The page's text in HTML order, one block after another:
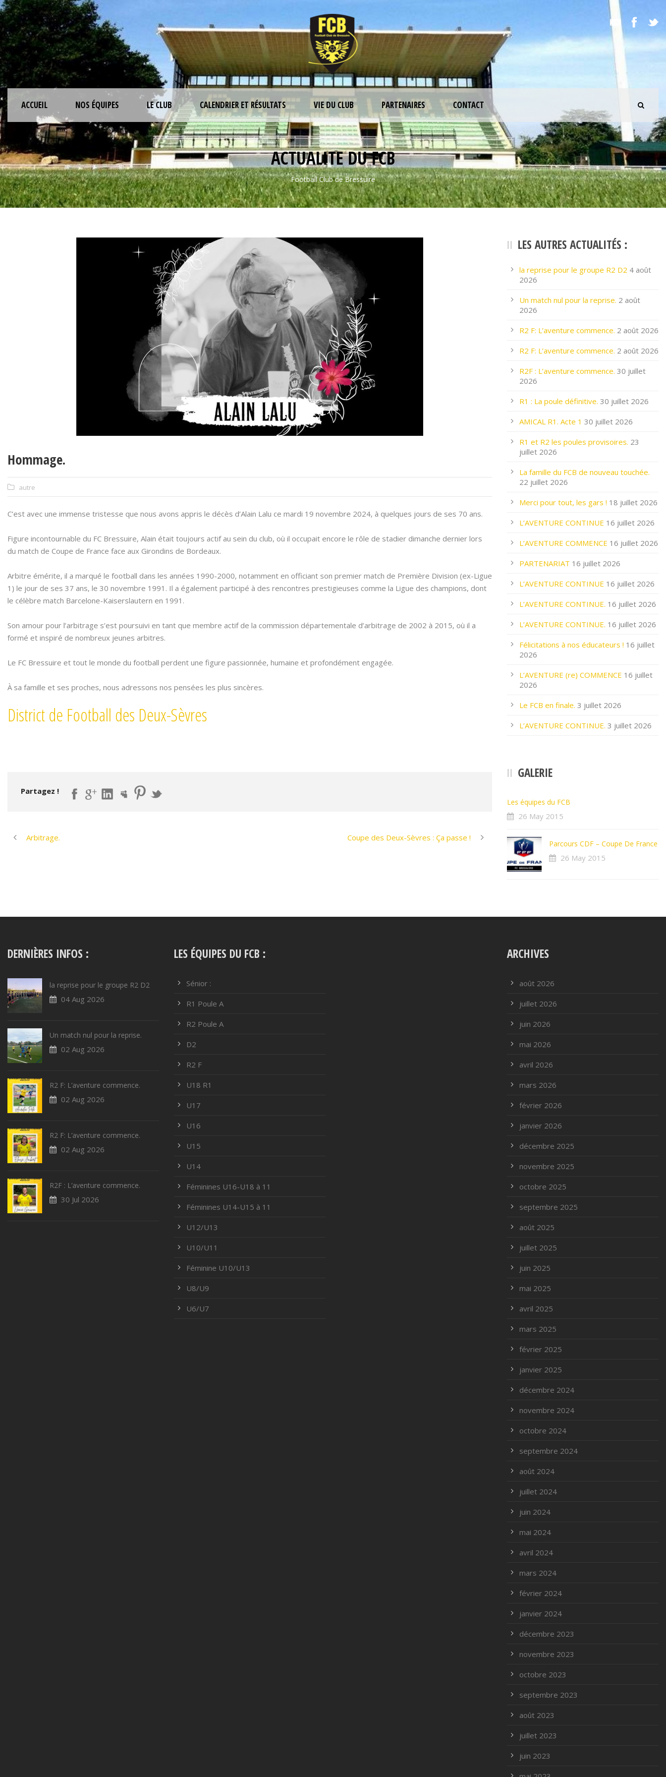
ACCUEIL NOS ÉQUIPES LE CLUB CALENDRIER ET RÉSULTATS VIE DU CLUB PARTENAIRES CONTACT
ACTUALITE DU FCB
Football Club de Bressuire
Hommage.
autre
C’est avec une immense tristesse que nous avons appris le décès d’Alain Lalu ce mardi 19 novembre 2024, à quelques jours de ses 70 ans.
Figure incontournable du FC Bressuire, Alain était toujours actif au sein du club, où il occupait encore le rôle de stadier dimanche dernier lors
du match de Coupe de France face aux Girondins de Bordeaux.
Arbitre émérite, il a marqué le football dans les années 1990-2000, notamment en officiant son premier match de Première Division (ex-Ligue
1) le jour de ses 37 ans, le 30 novembre 1991. Il a également participé à des rencontres prestigieuses comme la Ligue des champions, dont
le célèbre match Barcelone-Kaiserslautern en 1991.
Son amour pour l’arbitrage s’est poursuivi en tant que membre actif de la commission départementale d’arbitrage de 2002 à 2015, où il a
formé et inspiré de nombreux jeunes arbitres.
Le FC Bressuire et tout le monde du football perdent une figure passionnée, humaine et profondément engagée.
À sa famille et ses proches, nous adressons nos pensées les plus sincères.
District de Football des Deux-Sèvres
Partagez !
Arbitrage. Coupe des Deux-Sèvres : Ça passe !
LES AUTRES ACTUALITÉS :
la reprise pour le groupe R2 D2 4 août
2026
Un match nul pour la reprise. 2 août
2026
R2 F: L’aventure commence. 2 août 2026
R2 F: L’aventure commence. 2 août 2026
R2F : L’aventure commence. 30 juillet
2026
R1 : La poule définitive. 30 juillet 2026
AMICAL R1. Acte 1 30 juillet 2026
R1 et R2 les poules provisoires. 23
juillet 2026
La famille du FCB de nouveau touchée.
22 juillet 2026
Merci pour tout, les gars ! 18 juillet 2026
L’AVENTURE CONTINUE 16 juillet 2026
L’AVENTURE COMMENCE 16 juillet 2026
PARTENARIAT 16 juillet 2026
L’AVENTURE CONTINUE 16 juillet 2026
L’AVENTURE CONTINUE. 16 juillet 2026
L’AVENTURE CONTINUE. 16 juillet 2026
Félicitations à nos éducateurs ! 16 juillet
2026
L’AVENTURE (re) COMMENCE 16 juillet
2026
Le FCB en finale. 3 juillet 2026
L’AVENTURE CONTINUE. 3 juillet 2026
GALERIE
Les équipes du FCB
26 May 2015
Parcours CDF – Coupe De France
26 May 2015
DERNIÈRES INFOS :
la reprise pour le groupe R2 D2
04 Aug 2026
Un match nul pour la reprise.
02 Aug 2026
R2 F: L’aventure commence.
02 Aug 2026
R2 F: L’aventure commence.
02 Aug 2026
R2F : L’aventure commence.
30 Jul 2026
LES ÉQUIPES DU FCB :
Sénior :
R1 Poule A
R2 Poule A
D2
R2 F
U18 R1
U17
U16
U15
U14
Féminines U16-U18 à 11
Féminines U14-U15 à 11
U12/U13
U10/U11
Féminine U10/U13
U8/U9
U6/U7
ARCHIVES
août 2026
juillet 2026
juin 2026
mai 2026
avril 2026
mars 2026
février 2026
janvier 2026
décembre 2025
novembre 2025
octobre 2025
septembre 2025
août 2025
juillet 2025
juin 2025
mai 2025
avril 2025
mars 2025
février 2025
janvier 2025
décembre 2024
novembre 2024
octobre 2024
septembre 2024
août 2024
juillet 2024
juin 2024
mai 2024
avril 2024
mars 2024
février 2024
janvier 2024
décembre 2023
novembre 2023
octobre 2023
septembre 2023
août 2023
juillet 2023
juin 2023